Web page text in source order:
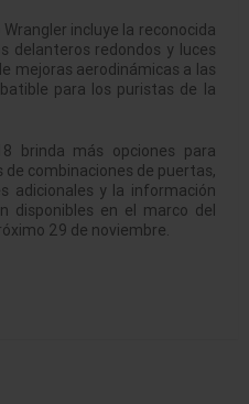
incluye la reconocida
delanteros redondos y luces
mejoras aerodinámicas a las
para los puristas de la
brinda más opciones para
combinaciones de puertas,
adicionales y la información
disponibles en el marco del
29 de noviembre.